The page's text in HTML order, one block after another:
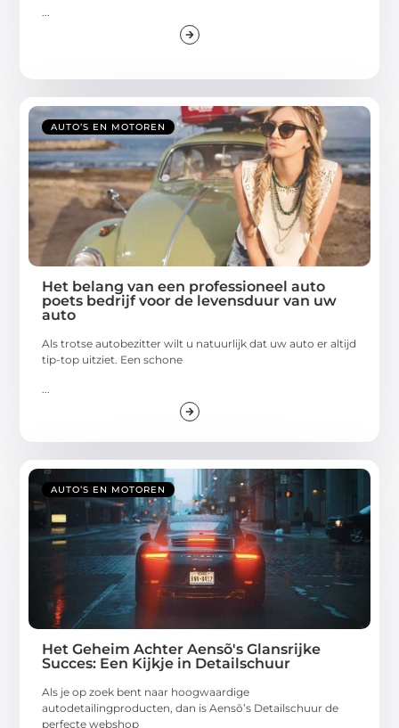
...
AUTO’S EN MOTOREN
Het belang van een professioneel auto
poets bedrijf voor de levensduur van uw
auto
Als trotse autobezitter wilt u natuurlijk dat uw auto er altijd
tip-top uitziet. Een schone
AUTO’S EN MOTOREN
Het Geheim Achter Aensõ's Glansrijke
Succes: Een Kijkje in Detailschuur
Als je op zoek bent naar hoogwaardige
autodetailingproducten, dan is Aensõ’s Detailschuur de
perfecte webshop